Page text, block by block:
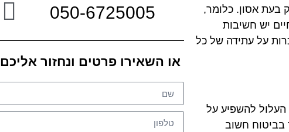
בעת אסון. כלומר,
יש חשיבות
על עתידה של כל
העלול להשפיע על
בביטוח חשוב
050-6725005
או השאירו פרטים ונחזור אליכם